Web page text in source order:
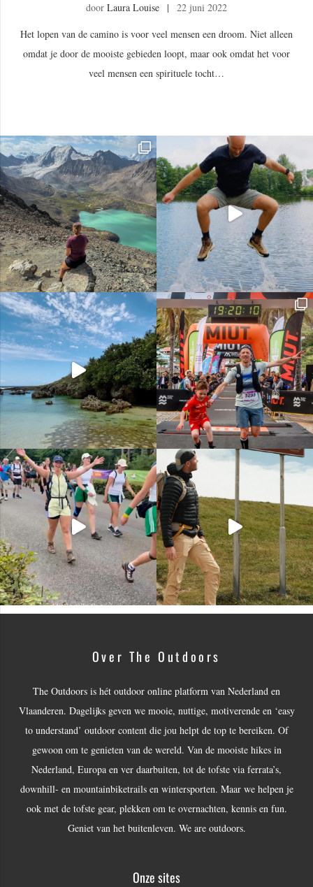
door Laura Louise |
22 juni 2022
Het lopen van de camino is voor veel mensen een droom. Niet alleen
omdat je door de mooiste gebieden loopt, maar ook omdat het voor
veel mensen een spirituele tocht…
Over The Outdoors
The Outdoors is hét outdoor online platform van Nederland en
Vlaanderen. Dagelijks geven we mooie, nuttige, motiverende en ‘easy
to understand’ outdoor content die jou helpt de top te bereiken. Of
gewoon om te genieten van de wereld. Van de mooiste hikes in
Nederland, Europa en ver daarbuiten, tot de tofste via ferrata’s,
downhill- en mountainbiketrails en wintersporten. Maar we helpen je
ook met de tofste gear, plekken om te overnachten, kennis en fun.
Geniet van het buitenleven. We are outdoors.
Onze sites